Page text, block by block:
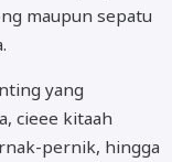
maupun sepatu
yang
cieee kitaah
pernik, hingga